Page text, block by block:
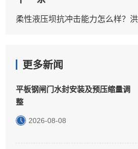
柔性液压坝抗冲击能力怎么样？
更多新闻
平板钢闸门水封安装及预压缩量调
整
2026-08-08